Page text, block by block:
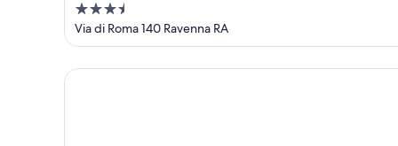
16
de
ago.
3.5
out
of
5
Via di Roma 140 Ravenna RA
Roma